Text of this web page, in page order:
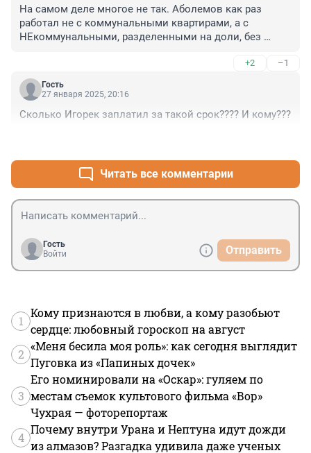
На самом деле многое не так. Аболемов как раз
работал не с коммунальными квартирами, а с
НЕкоммунальными, разделенными на доли, без
ситуация: жила-была мама с дочкой в маминой
однушке. Мама вышла замуж и через полгода умерла.
Квартиру поделили ее муж и дочь. Муж снова
предлагала разделить квартиру и деньги поделить,
предлагает мужу по-хорошему договориться, продать
квартиру и деньги поровну (!) поделить. Тот
отказывается, быкует. Тогда Аболемов вскрывает
дверь, говорит: я такой же, как и вы собственник, я
тоже имею право здесь жить. И вот тут-то муж-
"пострадавший". А по-моему, пострадавшая - дочка, а
Аболемов просто за деньги решал ее проблему и
восстанавливал справедливость.
+2 –1
Гость
27 января 2025, 20:16
Сколько Игорек заплатил за такой срок???? И кому???
Читать все комментарии
Гость
Войти
Отправить
1
Кому признаются в любви, а кому разобьют
сердце: любовный гороскоп на август
2
«Меня бесила моя роль»: как сегодня выглядит
Пуговка из «Папиных дочек»
3
Его номинировали на «Оскар»: гуляем по
местам съемок культового фильма «Вор»
Чухрая — фоторепортаж
4
Почему внутри Урана и Нептуна идут дожди
из алмазов? Разгадка удивила даже ученых